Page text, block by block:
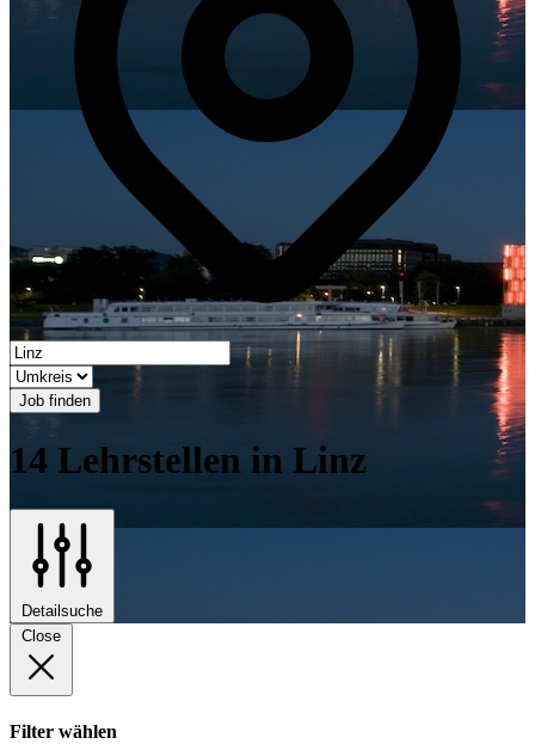
Job finden
14 Lehrstellen in Linz
Detailsuche
Close
Filter wählen